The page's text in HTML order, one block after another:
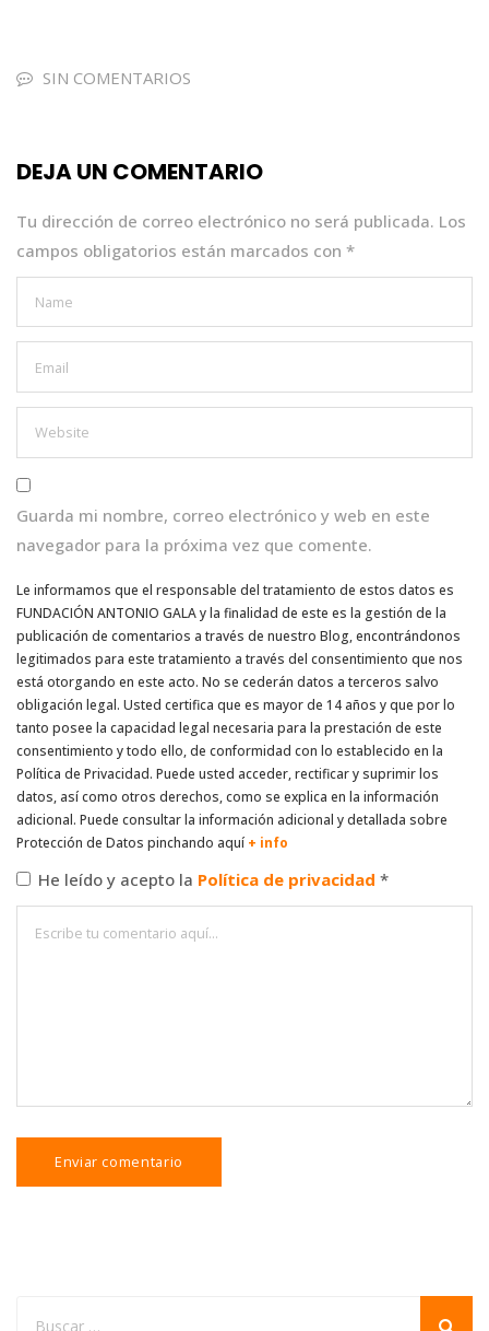
e
o
k
tets
p
e
SIN COMENTARIOS
DEJA UN COMENTARIO
Tu dirección de correo electrónico no será publicada. Los
campos obligatorios están marcados con *
Guarda mi nombre, correo electrónico y web en este
navegador para la próxima vez que comente.
Le informamos que el responsable del tratamiento de estos datos es
FUNDACIÓN ANTONIO GALA y la finalidad de este es la gestión de la
publicación de comentarios a través de nuestro Blog, encontrándonos
legitimados para este tratamiento a través del consentimiento que nos
está otorgando en este acto. No se cederán datos a terceros salvo
obligación legal. Usted certifica que es mayor de 14 años y que por lo
tanto posee la capacidad legal necesaria para la prestación de este
consentimiento y todo ello, de conformidad con lo establecido en la
Política de Privacidad. Puede usted acceder, rectificar y suprimir los
datos, así como otros derechos, como se explica en la información
adicional. Puede consultar la información adicional y detallada sobre
Protección de Datos pinchando aquí + info
He leído y acepto la Política de privacidad *